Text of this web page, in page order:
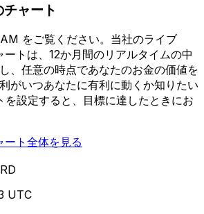
チャート
をご覧ください。当社のライブ
トは、12か月間のリアルタイムの中
、任意の時点であなたのお金の価値を
がいつあなたに有利に動くか知りたい
を設定すると、目標に達したときにお
ート全体を見る
UTC